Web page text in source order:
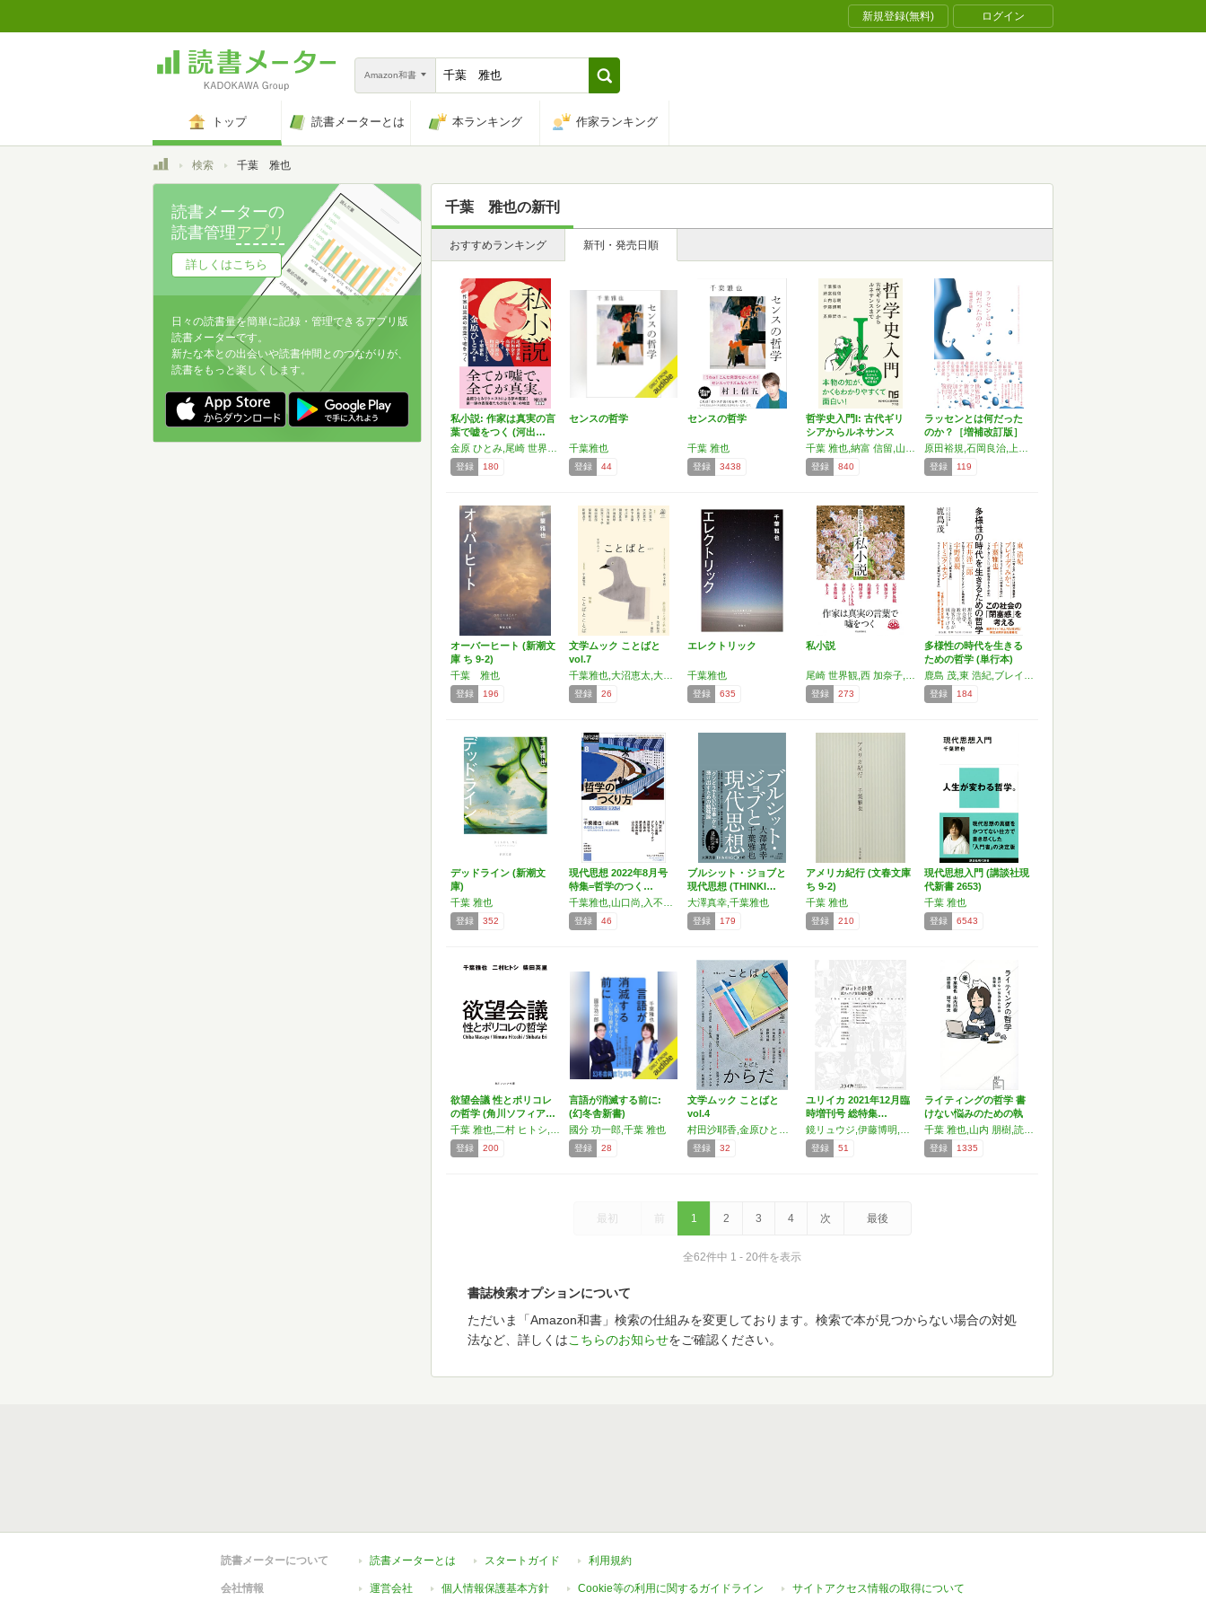
新規登録(無料) ログイン
Amazon和書
トップ 読書メーターとは 本ランキング 作家ランキング
トップ検索 千葉 雅也
千葉 雅也の新刊
おすすめランキング 新刊・発売日順
私小説: 作家は真実の言
葉で嘘をつく (河出…
登録 180
センスの哲学
千葉雅也
登録 44
センスの哲学
千葉 雅也
登録 3438
哲学史入門I: 古代ギリ
シアからルネサンス
ま…
登録 840
ラッセンとは何だった
のか？［増補改訂版］
登録 119
オーバーヒート (新潮文
庫 ち 9-2)
千葉 雅也
登録 196
文学ムック ことばと
vol.7
登録 26
エレクトリック
千葉雅也
登録 635
私小説
登録 273
多様性の時代を生きる
ための哲学 (単行本)
登録 184
デッドライン (新潮文
庫)
千葉 雅也
登録 352
現代思想 2022年8月号
特集=哲学のつく…
登録 46
ブルシット・ジョブと
現代思想 (THINKI…
大澤真幸,千葉雅也
登録 179
アメリカ紀行 (文春文庫
ち 9-2)
千葉 雅也
登録 210
現代思想入門 (講談社現
代新書 2653)
千葉 雅也
登録 6543
欲望会議 性とポリコレ
の哲学 (角川ソフィア…
登録 200
言語が消滅する前に:
(幻冬舎新書)
國分 功一郎,千葉 雅也
登録 28
文学ムック ことばと
vol.4
登録 32
ユリイカ 2021年12月臨
時増刊号 総特集…
登録 51
ライティングの哲学 書
けない悩みのための執
筆…
登録 1335
最初 前 1 2 3 4 次 最後
全62件中 1 - 20件を表示
書誌検索オプションについて
ただいま「Amazon和書」検索の仕組みを変更しております。検索で本が見つからない場合の対処
法など、詳しくはこちらのお知らせをご確認ください。
読書メーターの
読書管理アプリ
詳しくはこちら
日々の読書量を簡単に記録・管理できるアプリ版
読書メーターです。
新たな本との出会いや読書仲間とのつながりが、
読書をもっと楽しくします。
読書メーターについて 読書メーターとは スタートガイド 利用規約
会社情報 運営会社 個人情報保護基本方針 Cookie等の利用に関するガイドライン サイトアクセス情報の取得について